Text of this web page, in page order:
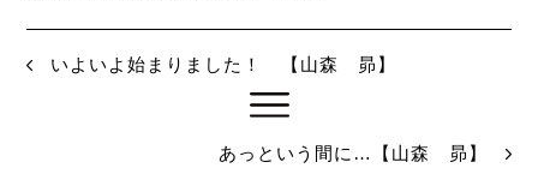
いよいよ始まりました！ 【山森 昴】
あっという間に…【山森 昴】